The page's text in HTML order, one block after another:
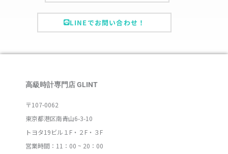
LINEでお問い合わせ！
高級時計専門店 GLINT
〒107-0062
東京都港区南青山6-3-10
トヨタ19ビル１F・２F・３F
営業時間：11：00 ~ 20：00